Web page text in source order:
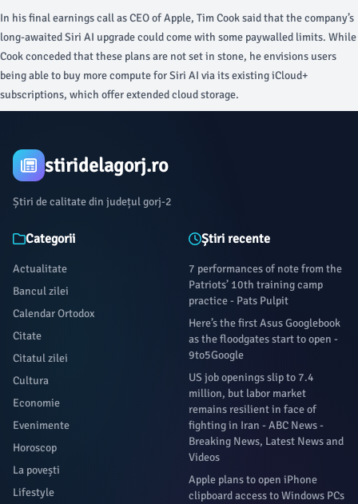
In his final earnings call as CEO of Apple, Tim Cook said that the company’s
long-awaited Siri AI upgrade could come with some paywalled limits. While
Cook conceded that these plans are not set in stone, he envisions users
being able to buy more compute for Siri AI via its existing iCloud+
subscriptions, which offer extended cloud storage.
stiridelagorj.ro
Știri de calitate din județul gorj-2
Categorii
Actualitate
Bancul zilei
Calendar Ortodox
Citate
Citatul zilei
Cultura
Economie
Evenimente
Horoscop
La povești
Lifestyle
Știri recente
7 performances of note from the
Patriots’ 10th training camp
practice - Pats Pulpit
Here’s the first Asus Googlebook
as the floodgates start to open -
9to5Google
US job openings slip to 7.4
million, but labor market
remains resilient in face of
fighting in Iran - ABC News -
Breaking News, Latest News and
Videos
Apple plans to open iPhone
clipboard access to Windows PCs